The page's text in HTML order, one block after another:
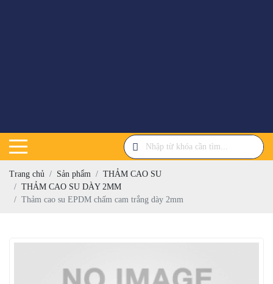
Trang chủ Sản phẩm
THẢM CAO SU
THẢM CAO SU DÀY 2MM
Thảm cao su EPDM chấm cam trắng dày 2mm